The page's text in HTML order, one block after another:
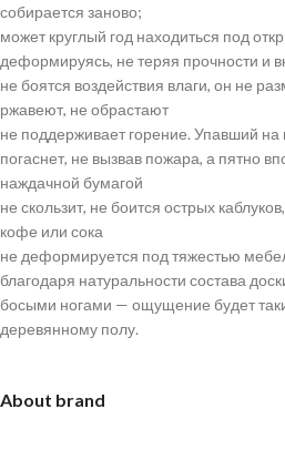
собирается заново;
может круглый год находиться под
деформируясь, не теряя прочности и
не боятся воздействия влаги, он не
ржавеют, не обрастают
не поддерживает горение. Упавший на
погаснет, не вызвав пожара, а пятно
наждачной бумагой
не скользит, не боится острых
кофе или сока
не деформируется под тяжестью
благодаря натуральности состава
босыми ногами — ощущение будет
деревянному полу.
About brand